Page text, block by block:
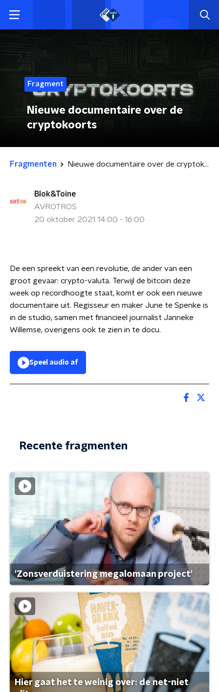
Fragment
Nieuwe documentaire over de
cryptokoorts
Fragmenten Nieuwe documentaire over de cryptokoorts
Blok&Toine
AVROTROS
20 oktober 2021 14:00 - 16:00
De een spreekt van een revolutie, de ander van een
groot gevaar: crypto-valuta. Terwijl de bitcoin deze
week op recordhoogte staat, komt er ook een nieuwe
documentaire uit. Regisseur en maker June te Spenke is
in de studio, samen met financieel journalist Janneke
Willemse, overigens ook te zien in te docu.
Speel audio af
Recente fragmenten
'Zonsverduistering megalomaan project'
Hier gaat het te weinig over: de net-niet